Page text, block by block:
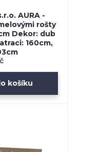
AURA -
rošty
Dekor: dub
160cm,
košíku